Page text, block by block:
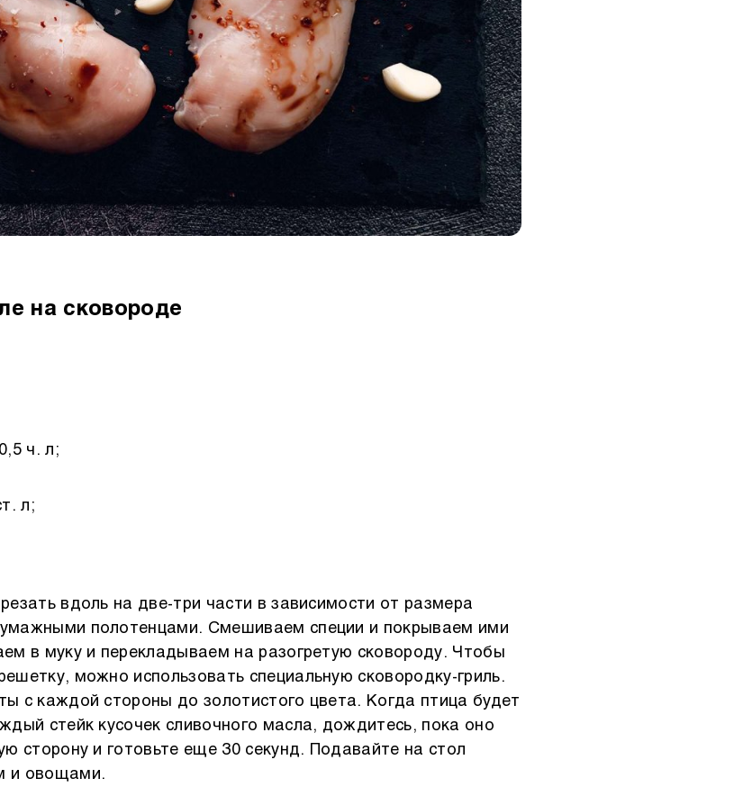
на сковороде
ч. л;
л;
вдоль на две-три части в зависимости от размера
полотенцами. Смешиваем специи и покрываем ими
в муку и перекладываем на разогретую сковороду. Чтобы
можно использовать специальную сковородку-гриль.
с каждой стороны до золотистого цвета. Когда птица будет
стейк кусочек сливочного масла, дождитесь, пока оно
сторону и готовьте еще 30 секунд. Подавайте на стол
и овощами.